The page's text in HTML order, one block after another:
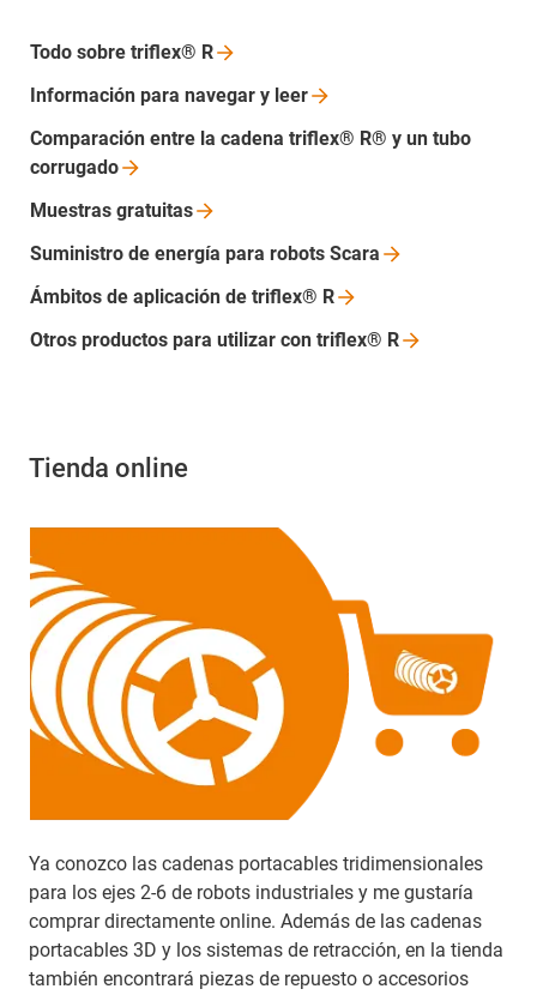
Todo sobre triflex® R
Información para navegar y leer
Comparación entre la cadena triflex® R® y un tubo
corrugado
Muestras gratuitas
Suministro de energía para robots Scara
Ámbitos de aplicación de triflex® R
Otros productos para utilizar con triflex® R
Tienda online
Ya conozco las cadenas portacables tridimensionales
para los ejes 2-6 de robots industriales y me gustaría
comprar directamente online. Además de las cadenas
portacables 3D y los sistemas de retracción, en la tienda
también encontrará piezas de repuesto o accesorios